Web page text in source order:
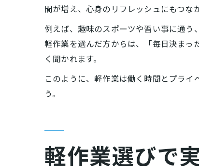
間が増え、心身のリフレッシュにもつな
例えば、趣味のスポーツや習い事に通う
軽作業を選んだ方からは、「毎日決まっ
く聞かれます。
このように、軽作業は働く時間とプラ
う。
軽作業選びで